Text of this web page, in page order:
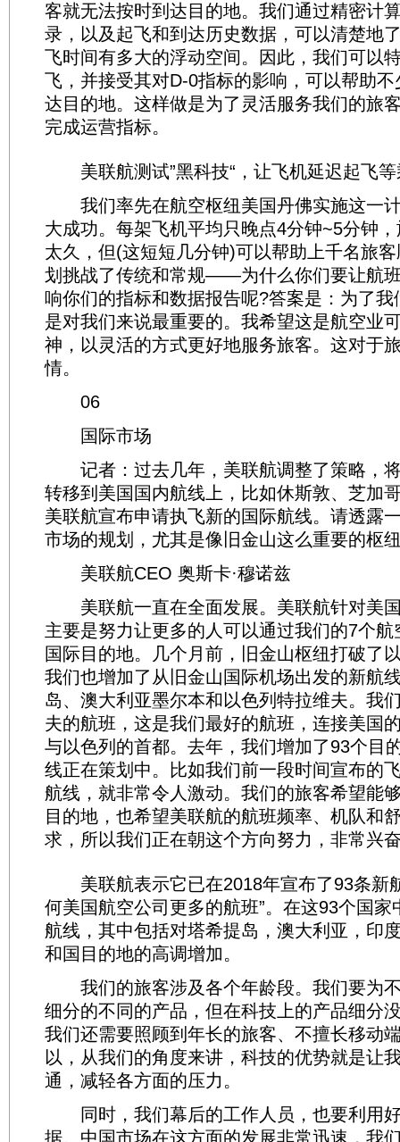
客就无法按时到达目的地。我们通过精密计
录，以及起飞和到达历史数据，可以清楚地
飞时间有多大的浮动空间。因此，我们可以
飞，并接受其对D-0指标的影响，可以帮助
达目的地。这样做是为了灵活服务我们的旅
完成运营指标。
美联航测试”黑科技“，让飞机延迟起飞等
我们率先在航空枢纽美国丹佛实施这一
大成功。每架飞机平均只晚点4分钟~5分钟
太久，但(这短短几分钟)可以帮助上千名旅
划挑战了传统和常规——为什么你们要让航
响你们的指标和数据报告呢?答案是：为了
是对我们来说最重要的。我希望这是航空业
神，以灵活的方式更好地服务旅客。这对于
情。
06
国际市场
记者：过去几年，美联航调整了策略，
转移到美国国内航线上，比如休斯敦、芝加
美联航宣布申请执飞新的国际航线。请透露
市场的规划，尤其是像旧金山这么重要的枢
美联航CEO 奥斯卡·穆诺兹
美联航一直在全面发展。美联航针对美
主要是努力让更多的人可以通过我们的7个
国际目的地。几个月前，旧金山枢纽打破了
我们也增加了从旧金山国际机场出发的新航
岛、澳大利亚墨尔本和以色列特拉维夫。我
夫的航班，这是我们最好的航班，连接美国
与以色列的首都。去年，我们增加了93个目
线正在策划中。比如我们前一段时间宣布的
航线，就非常令人激动。我们的旅客希望能
目的地，也希望美联航的航班频率、机队和
求，所以我们正在朝这个方向努力，非常兴
美联航表示它已在2018年宣布了93条新
何美国航空公司更多的航班”。在这93个国家
航线，其中包括对塔希提岛，澳大利亚，印
和国目的地的高调增加。
我们的旅客涉及各个年龄段。我们要为
细分的不同的产品，但在科技上的产品细分
我们还需要照顾到年长的旅客、不擅长移动
以，从我们的角度来讲，科技的优势就是让
通，减轻各方面的压力。
同时，我们幕后的工作人员，也要利用
据。中国市场在这方面的发展非常迅速，我